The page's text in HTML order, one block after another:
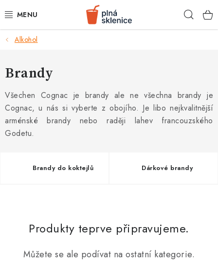
na
BARMANSKÉ POTŘEBY
SKLENICE NA KOKTEJLY
KOKTEJLOVÉ INGREDIENCE
KOKTEJLOVÉ SADY
Alkohol
Brandy
Všechen Cognac je brandy ale ne všechna brandy je
Cognac, u nás si vyberte z obojího. Je libo nejkvalitnější
arménské brandy nebo raději lahev francouzského
Godetu.
Brandy do koktejlů Dárkové brandy
Produkty teprve připravujeme.
Můžete se ale podívat na ostatní kategorie.